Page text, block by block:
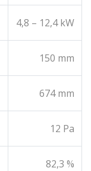
4,8 – 12,4 kW
150 mm
674 mm
12 Pa
82,3 %